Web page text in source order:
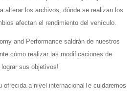
alterar los archivos, dónde se realizan los
afectan el rendimiento del vehículo.
and Performance saldrán de nuestros
cómo realizar las modificaciones de
sus objetivos!
ofrecida a nivel internacionalTe cuidaremos